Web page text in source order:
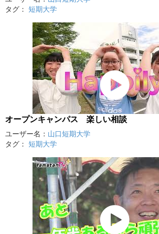
タグ： 短期大学
オープンキャンパス 楽しい相談
ユーザー名： 山口短期大学
タグ： 短期大学